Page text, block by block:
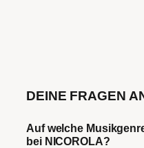
DEINE FRAGEN
Auf welche
bei NICOROLA?